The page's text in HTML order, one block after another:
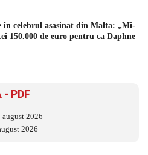
în celebrul asasinat din Malta: „Mi-
150.000 de euro pentru ca Daphne
- PDF
2026